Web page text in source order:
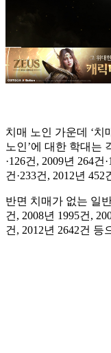
치매 노인 가운데 ‘치
노인’에 대한 학대는
·126건, 2009년 264건
건·233건, 2012년
반면 치매가 없는 일
건, 2008년 1995건,
건, 2012년 2642건